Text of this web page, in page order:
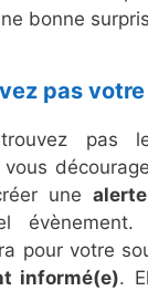
bonne
pas
pas
vous
une alerte
évènement.
pour votre
informé(e).